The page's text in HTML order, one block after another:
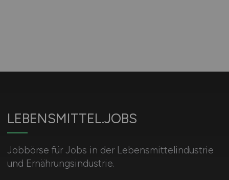
LEBENSMITTEL.JOBS
Jobbörse für Jobs in der Lebensmittelindustrie
und Ernährungsindustrie.